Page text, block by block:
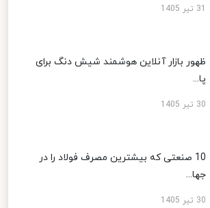
ظهور بازار آنلاین هوشمند شیش دنگ برای
پا...
30 تیر 1405
10 صنعتی که بیشترین مصرف فولاد را در
جها...
30 تیر 1405